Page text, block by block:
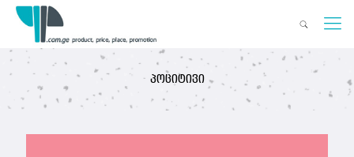
პოციტივი